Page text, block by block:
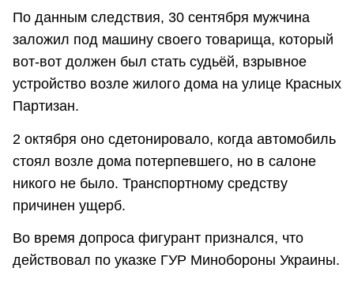
По данным следствия, 30 сентября мужчина
заложил под машину своего товарища, который
вот-вот должен был стать судьёй, взрывное
устройство возле жилого дома на улице Красных
Партизан.
2 октября оно сдетонировало, когда автомобиль
стоял возле дома потерпевшего, но в салоне
никого не было. Транспортному средству
причинен ущерб.
Во время допроса фигурант признался, что
действовал по указке ГУР Минобороны Украины.